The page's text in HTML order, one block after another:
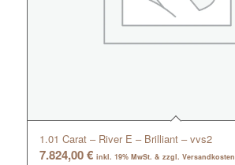
1.01 Carat – River E – Brilliant – vvs2
7.824,00€ inkl. 19% MwSt. & zzgl. Versandkosten